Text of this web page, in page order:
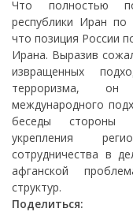
Что полностью
республики Иран
что позиция России
Ирана. Выразив
извращенных
терроризма,
международного
беседы стороны
укрепления
сотрудничества в
афганской
структур.
Поделиться: